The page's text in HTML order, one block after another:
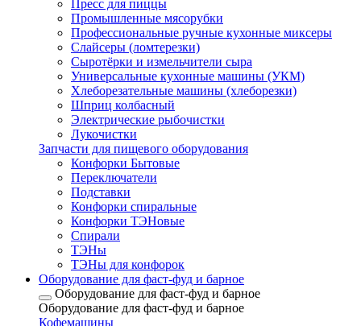
Пресс для пиццы
Промышленные мясорубки
Профессиональные ручные кухонные миксеры
Слайсеры (ломтерезки)
Сыротёрки и измельчители сыра
Универсальные кухонные машины (УКМ)
Хлеборезательные машины (хлеборезки)
Шприц колбасный
Электрические рыбочистки
Лукочистки
Запчасти для пищевого оборудования
Конфорки Бытовые
Переключатели
Подставки
Конфорки спиральные
Конфорки ТЭНовые
Спирали
ТЭНы
ТЭНы для конфорок
Оборудование для фаст-фуд и барное
Оборудование для фаст-фуд и барное
Оборудование для фаст-фуд и барное
Кофемашины